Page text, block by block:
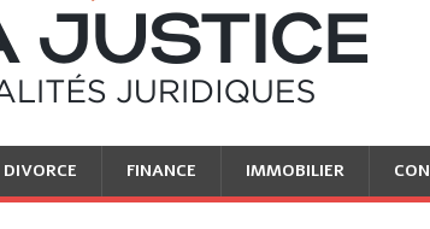
DIVORCE FINANCE IMMOBILIER